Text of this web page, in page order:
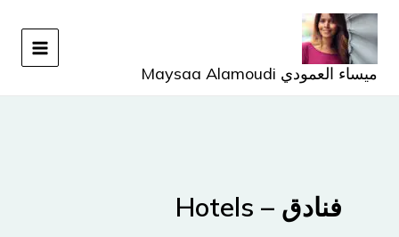
تخطي
المحتوى
ميساء العمودي Maysaa Alamoudi
فنادق – Hotels